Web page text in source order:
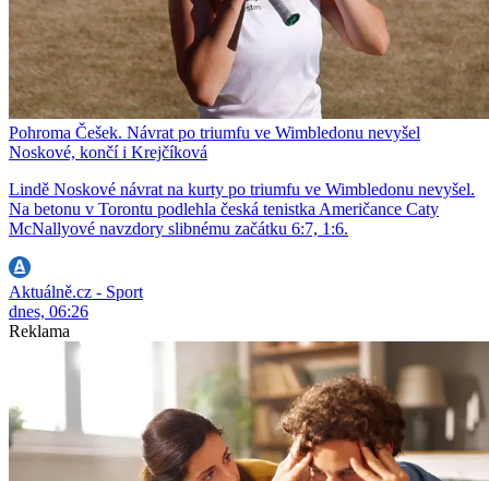
Pohroma Češek. Návrat po triumfu ve Wimbledonu nevyšel
Noskové, končí i Krejčíková
Lindě Noskové návrat na kurty po triumfu ve Wimbledonu nevyšel.
Na betonu v Torontu podlehla česká tenistka Američance Caty
McNallyové navzdory slibnému začátku 6:7, 1:6.
Aktuálně.cz - Sport
dnes, 06:26
Reklama